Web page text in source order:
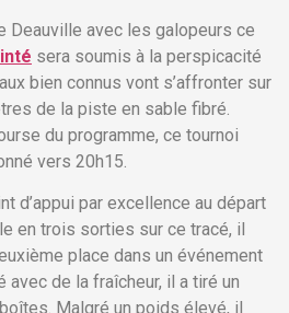
Deauville avec les galopeurs ce
sera soumis à la perspicacité
bien connus vont s’affronter sur
de la piste en sable fibré.
du programme, ce tournoi
vers 20h15.
d’appui par excellence au départ
en trois sorties sur ce tracé, il
place dans un événement
avec de la fraîcheur, il a tiré un
Malgré un poids élevé, il